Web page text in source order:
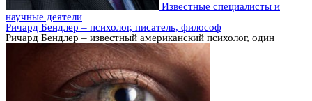
Известные специалисты и
научные деятели
Ричард Бендлер – психолог, писатель, философ
Ричард Бендлер – известный американский психолог, один